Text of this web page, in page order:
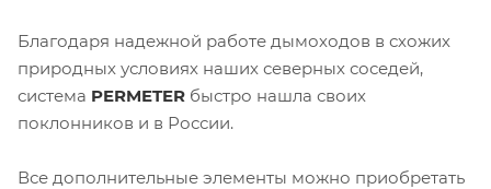
Благодаря надежной работе дымоходов в схожих
природных условиях наших северных соседей,
система PERMETER быстро нашла своих
поклонников и в России.
Все дополнительные элементы можно приобретать